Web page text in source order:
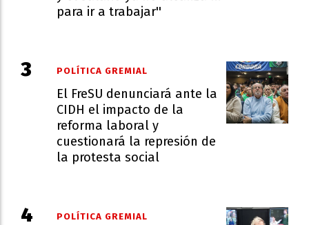
para ir a trabajar''
El FreSU denunciará ante la
CIDH el impacto de la
reforma laboral y
cuestionará la represión de
la protesta social
POLÍTICA GREMIAL
POLÍTICA GREMIAL